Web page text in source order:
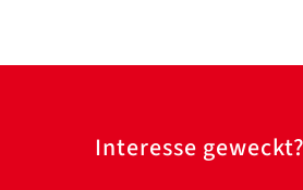
Interesse